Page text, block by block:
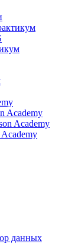
Academy
Academy
данных